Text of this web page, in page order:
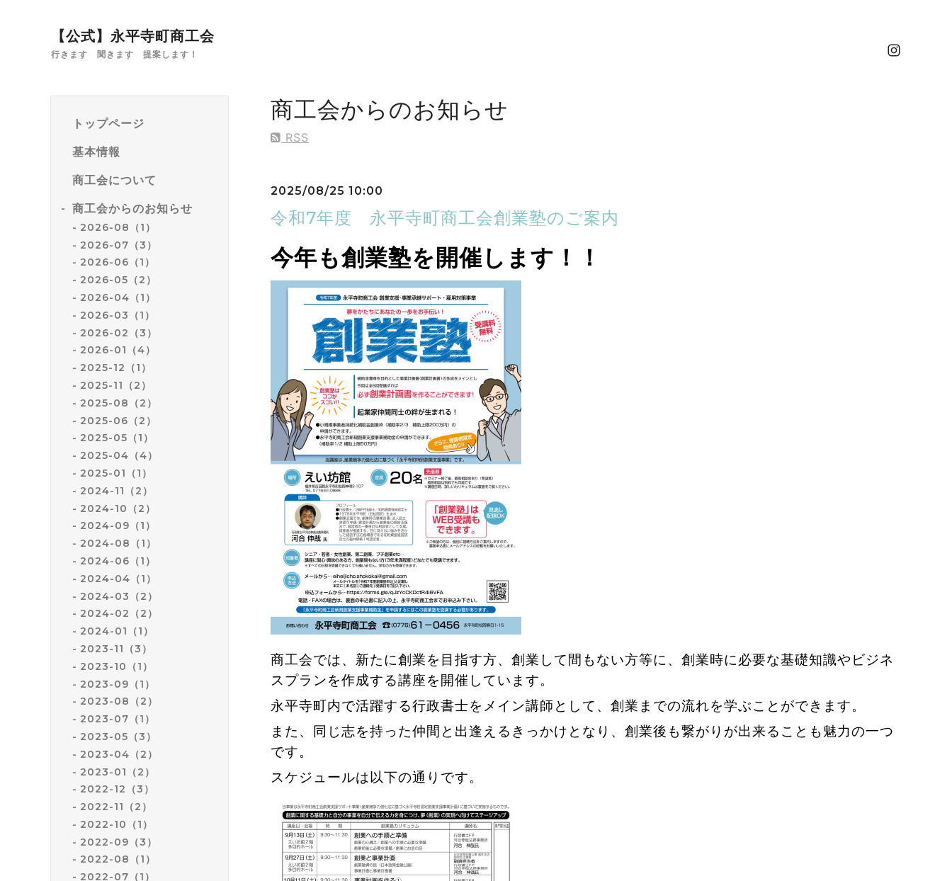
【公式】永平寺町商工会
行きます 聞きます 提案します！
トップページ
基本情報
商工会について
商工会からのお知らせ
2026-08（1）
2026-07（3）
2026-06（1）
2026-05（2）
2026-04（1）
2026-03（1）
2026-02（3）
2026-01（4）
2025-12（1）
2025-11（2）
2025-08（2）
2025-06（2）
2025-05（1）
2025-04（4）
2025-01（1）
2024-11（2）
2024-10（2）
2024-09（1）
2024-08（1）
2024-06（1）
2024-04（1）
2024-03（2）
2024-02（2）
2024-01（1）
2023-11（3）
2023-10（1）
2023-09（1）
2023-08（2）
2023-07（1）
2023-05（3）
2023-04（2）
2023-01（2）
2022-12（3）
2022-11（2）
2022-10（1）
2022-09（3）
2022-08（1）
2022-07（1）
商工会からのお知らせ
RSS
2025/08/25 10:00
令和7年度 永平寺町商工会創業塾のご案内
今年も創業塾を開催します！！
商工会では、新たに創業を目指す方、創業して間もない方等に、創業時に必要な基礎知識やビジネ
スプランを作成する講座を開催しています。
永平寺町内で活躍する行政書士をメイン講師として、創業までの流れを学ぶことができます。
また、同じ志を持った仲間と出逢えるきっかけとなり、創業後も繋がりが出来ることも魅力の一つ
です。
スケジュールは以下の通りです。